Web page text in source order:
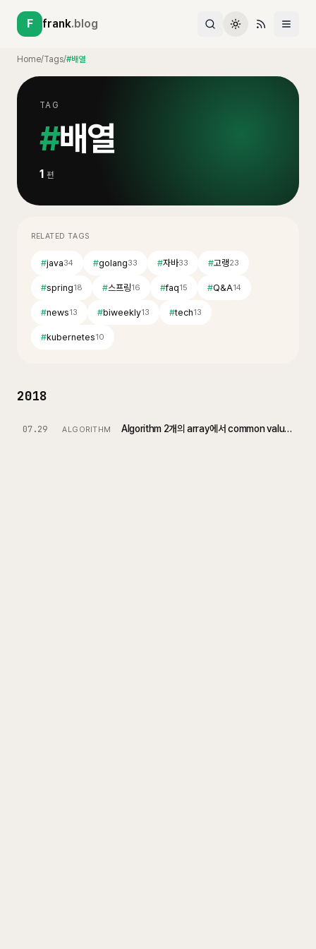
F frank.blog
Home/Tags/#배열
TAG
#배열
1 편
RELATED TAGS
#java34 #golang33 #자바33 #고랭23
#spring18 #스프링16 #faq15 #Q&A14
#news13 #biweekly13 #tech13
#kubernetes10
2018
07.29 ALGORITHM Algorithm 2개의 array에서 common value 찾기